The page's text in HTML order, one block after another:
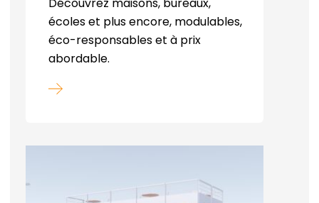
Découvrez maisons, bureaux,
écoles et plus encore, modulables,
éco-responsables et à prix
abordable.